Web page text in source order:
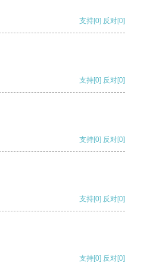
支持[0] 反对[0]
支持[0] 反对[0]
支持[0] 反对[0]
支持[0] 反对[0]
支持[0] 反对[0]